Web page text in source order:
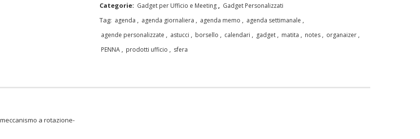
Categorie: Gadget per Ufficio e Meeting Gadget Personalizzati
Tag: agenda agenda giornaliera agenda memo agenda settimanale
agende personalizzate astucci borsello calendari gadget matita notes organaizer
PENNA prodotti ufficio sfera
a rotazione-